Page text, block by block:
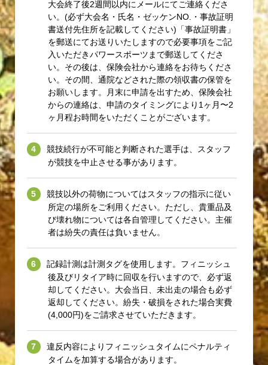
大会終了後2週間以内にメールにてご連絡くださ
い。(必ず大会名・氏名・ゼッケンNO.・事故証明
書送付先住所を記載してください)「事故証明書」
を郵送にてお送りいたしますので必要事項をご記
入いただきパワースポーツまで郵送してくださ
い。その後は、保険会社から連絡をお待ちくださ
い。その間、通院などされた際の領収書の保管を
お願いします。月末に申請を出すため、保険会社
からの連絡は、申請のタイミングにより1ヶ月〜2
ヶ月程お時間をいただくことがございます。
競技続行が不可能と判断された選手は、スタッフ
が競技を中止させる事があります。
競技以外の荷物についてはスタッフの指示に従い
所定の場所をご利用ください。ただし、貴重品及
び壊れ物については各自管理してください。主催
者は紛失の責任は負いません。
記録計測は計測タグを使用します。フィニッシュ
後及びリタイア時に回収を行いますので、必ず返
却してください。大会当日、未出走の場合も必ず
返却してください。紛失・破損をされた場合実費
(4,000円)をご請求させていただきます。
違反内容によりフィニッシュタイムにペナルティ
タイムを加算する場合があります。